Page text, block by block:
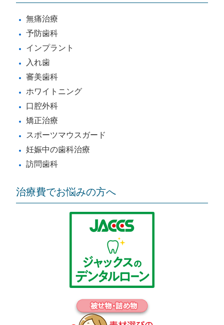
無痛治療
予防歯科
インプラント
入れ歯
審美歯科
ホワイトニング
口腔外科
矯正治療
スポーツマウスガード
妊娠中の歯科治療
訪問歯科
治療費でお悩みの方へ